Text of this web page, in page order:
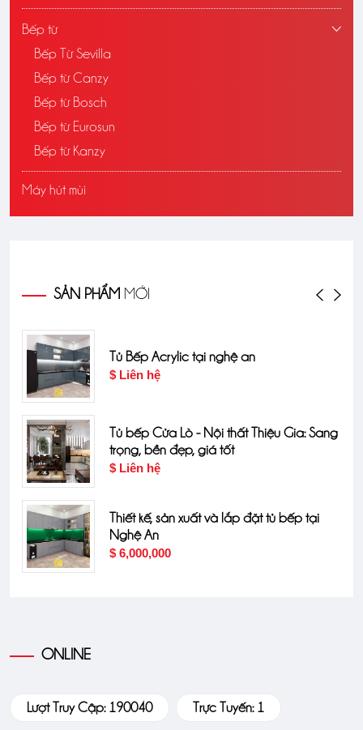
Bếp từ
Bếp Từ Sevilla
Bếp từ Canzy
Bếp từ Bosch
Bếp từ Eurosun
Bếp từ Kanzy
Máy hút mùi
SẢN PHẨM MỚI
Tủ Bếp Acrylic tại nghệ an
$ Liên hệ
Tủ bếp Cửa Lò - Nội thất Thiệu Gia: Sang
trọng, bền đẹp, giá tốt
$ Liên hệ
Thiết kế, sản xuất và lắp đặt tủ bếp tại
Nghệ An
$ 6,000,000
ONLINE
Lượt Truy Cập: 190040 Trực Tuyến: 1